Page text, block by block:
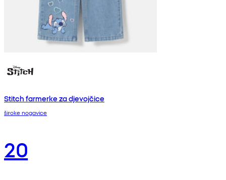
Stitch farmerke za djevojčice
široke nogavice
20